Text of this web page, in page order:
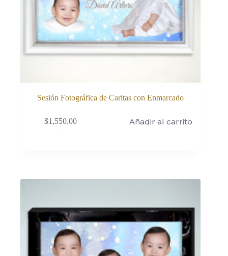
Sesión Fotográfica de Caritas con Enmarcado
$1,550.00 Añadir al carrito